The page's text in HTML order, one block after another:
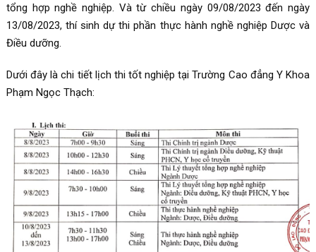
tổng hợp nghề nghiệp. Và từ chiều ngày 09/08/2023 đến ngày
13/08/2023, thí sinh dự thi phần thực hành nghề nghiệp Dược và
Điều dưỡng.
Dưới đây là chi tiết lịch thi tốt nghiệp tại Trường Cao đẳng Y Khoa
Phạm Ngọc Thạch: